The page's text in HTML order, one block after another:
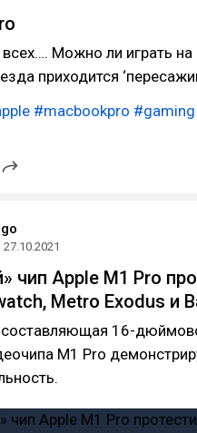
Можно ли играть
приходится
#macbookpro #gaming
27.10.2021
чип Apple M1 Pro
Metro Exodus и
составляющая 16-
M1 Pro